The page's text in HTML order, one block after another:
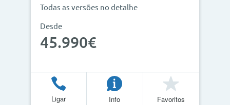
Todas as versões no detalhe
Desde
45.990€
Ligar Info Favoritos